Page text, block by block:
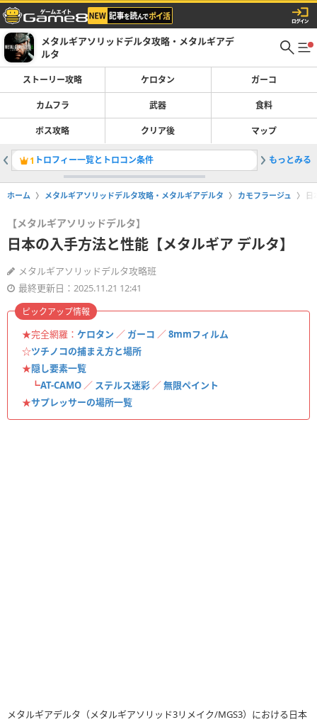
メタルギアソリッドデルタ攻略・メタルギアデ
ルタ
ストーリー攻略 ケロタン ガーコ
カムフラ 武器 食料
ボス攻略 クリア後 マップ
1 トロフィー一覧とトロコン条件 2Mk22の
もっとみる
ホーム メタルギアソリッドデルタ攻略・メタルギアデルタ カモフラージュ 日
【メタルギアソリッドデルタ】
日本の入手方法と性能【メタルギア デルタ】
メタルギアソリッドデルタ攻略班
最終更新日：2025.11.21 12:41
★完全網羅： ケロタン ／ ガーコ ／8mmフィルム
☆ツチノコの捕まえ方と場所
★隠し要素一覧
┗AT-CAMO ／ ステルス迷彩 ／無限ペイント
★サプレッサーの場所一覧
ピックアップ情報
メタルギアデルタ（メタルギアソリッド3リメイク/MGS3）における日本